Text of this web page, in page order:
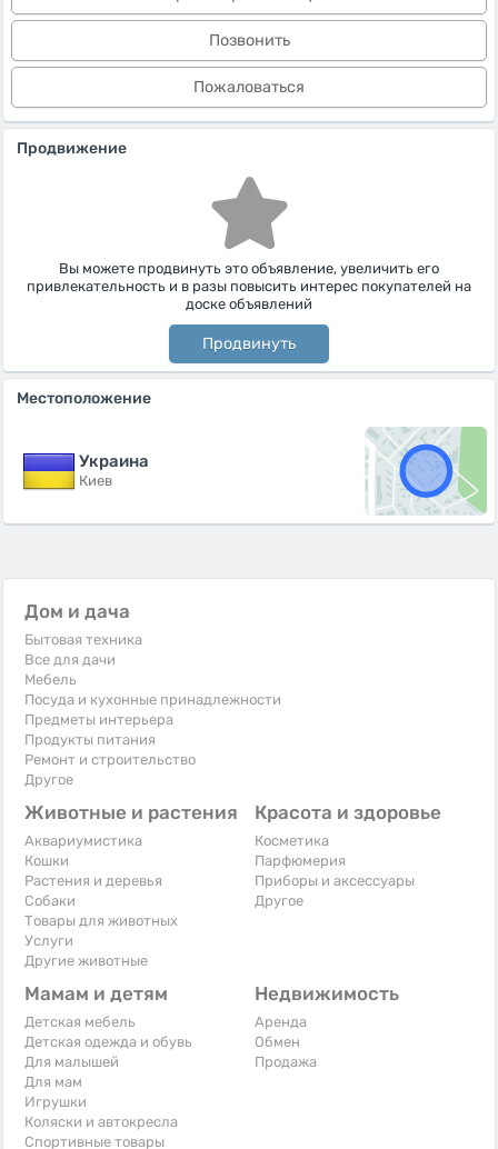
Позвонить
Пожаловаться
Продвижение
Вы можете продвинуть это объявление, увеличить его
привлекательность и в разы повысить интерес покупателей на
доске объявлений
Продвинуть
Местоположение
Украина
Киев
Дом и дача
Бытовая техника
Все для дачи
Мебель
Посуда и кухонные принадлежности
Предметы интерьера
Продукты питания
Ремонт и строительство
Другое
Животные и растения
Аквариумистика
Кошки
Растения и деревья
Собаки
Товары для животных
Услуги
Другие животные
Красота и здоровье
Косметика
Парфюмерия
Приборы и аксессуары
Другое
Мамам и детям
Детская мебель
Детская одежда и обувь
Для малышей
Для мам
Игрушки
Коляски и автокресла
Спортивные товары
Недвижимость
Аренда
Обмен
Продажа